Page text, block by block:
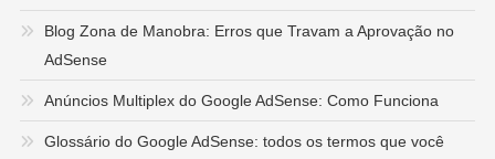
Blog Zona de Manobra: Erros que Travam a Aprovação no
AdSense
Anúncios Multiplex do Google AdSense: Como Funciona
Glossário do Google AdSense: todos os termos que você